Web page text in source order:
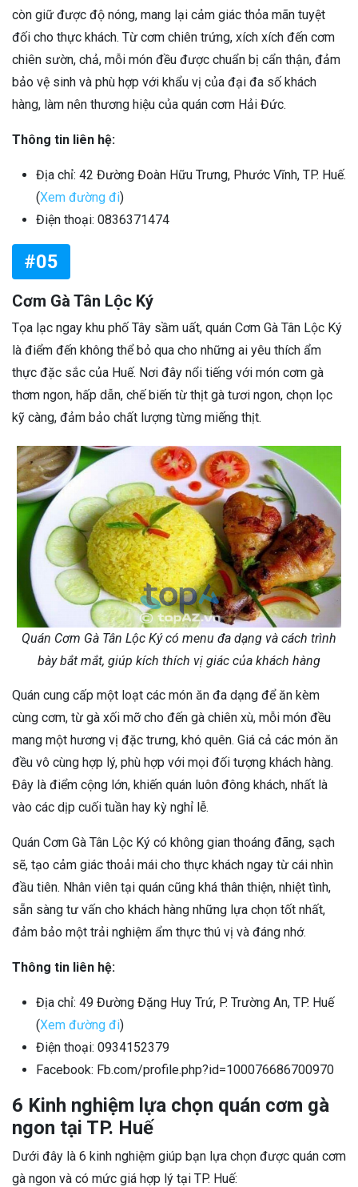
còn giữ được độ nóng, mang lại cảm giác thỏa mãn tuyệt
đối cho thực khách. Từ cơm chiên trứng, xích xích đến cơm
chiên sườn, chả, mỗi món đều được chuẩn bị cẩn thận, đảm
bảo vệ sinh và phù hợp với khẩu vị của đại đa số khách
hàng, làm nên thương hiệu của quán cơm Hải Đức.
Thông tin liên hệ:
Địa chỉ: 42 Đường Đoàn Hữu Trưng, Phước Vĩnh, TP. Huế.
(Xem đường đi)
Điện thoại: 0836371474
#05
Cơm Gà Tân Lộc Ký
Tọa lạc ngay khu phố Tây sầm uất, quán Cơm Gà Tân Lộc Ký
là điểm đến không thể bỏ qua cho những ai yêu thích ẩm
thực đặc sắc của Huế. Nơi đây nổi tiếng với món cơm gà
thơm ngon, hấp dẫn, chế biến từ thịt gà tươi ngon, chọn lọc
kỹ càng, đảm bảo chất lượng từng miếng thịt.
Quán Cơm Gà Tân Lộc Ký có menu đa dạng và cách trình
bày bắt mắt, giúp kích thích vị giác của khách hàng
Quán cung cấp một loạt các món ăn đa dạng để ăn kèm
cùng cơm, từ gà xối mỡ cho đến gà chiên xù, mỗi món đều
mang một hương vị đặc trưng, khó quên. Giá cả các món ăn
đều vô cùng hợp lý, phù hợp với mọi đối tượng khách hàng.
Đây là điểm cộng lớn, khiến quán luôn đông khách, nhất là
vào các dịp cuối tuần hay kỳ nghỉ lễ.
Quán Cơm Gà Tân Lộc Ký có không gian thoáng đãng, sạch
sẽ, tạo cảm giác thoải mái cho thực khách ngay từ cái nhìn
đầu tiên. Nhân viên tại quán cũng khá thân thiện, nhiệt tình,
sẵn sàng tư vấn cho khách hàng những lựa chọn tốt nhất,
đảm bảo một trải nghiệm ẩm thực thú vị và đáng nhớ.
Thông tin liên hệ:
Địa chỉ: 49 Đường Đặng Huy Trứ, P. Trường An, TP. Huế
(Xem đường đi)
Điện thoại: 0934152379
Facebook: Fb.com/profile.php?id=100076686700970
6 Kinh nghiệm lựa chọn quán cơm gà
ngon tại TP. Huế
Dưới đây là 6 kinh nghiệm giúp bạn lựa chọn được quán cơm
gà ngon và có mức giá hợp lý tại TP. Huế: